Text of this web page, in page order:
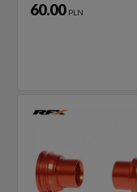
60.00 PLN